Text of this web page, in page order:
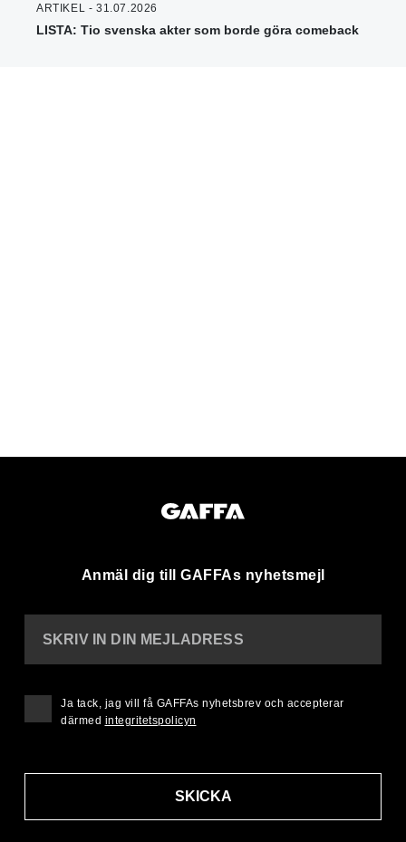
ARTIKEL - 31.07.2026
LISTA: Tio svenska akter som borde göra comeback
Anmäl dig till GAFFAs nyhetsmejl
SKRIV IN DIN MEJLADRESS
SKICKA
Ja tack, jag vill få GAFFAs nyhetsbrev och accepterar
därmed integritetspolicyn